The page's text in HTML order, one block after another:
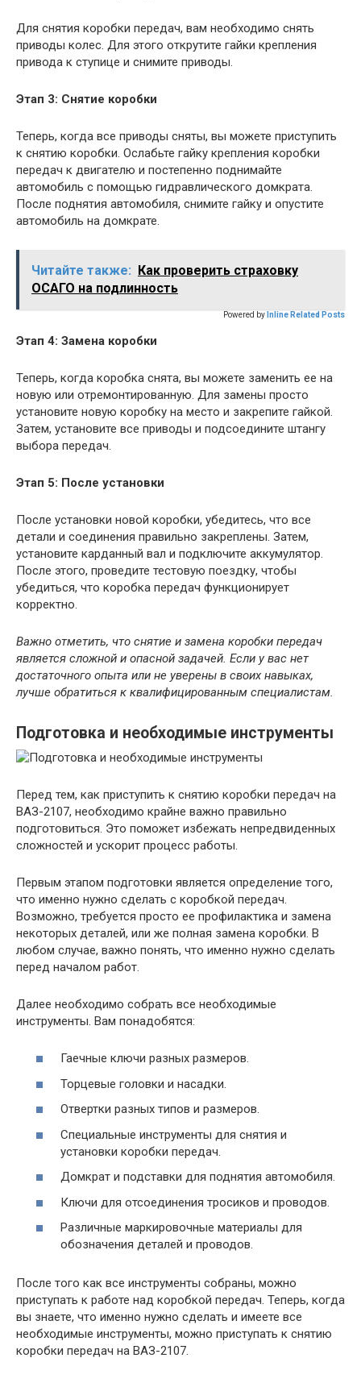
Для снятия коробки передач, вам необходимо снять
приводы колес. Для этого открутите гайки крепления
привода к ступице и снимите приводы.
Этап 3: Снятие коробки
Теперь, когда все приводы сняты, вы можете приступить
к снятию коробки. Ослабьте гайку крепления коробки
передач к двигателю и постепенно поднимайте
автомобиль с помощью гидравлического домкрата.
После поднятия автомобиля, снимите гайку и опустите
автомобиль на домкрате.
Читайте также: Как проверить страховку
ОСАГО на подлинность
Powered by Inline Related Posts
Этап 4: Замена коробки
Теперь, когда коробка снята, вы можете заменить ее на
новую или отремонтированную. Для замены просто
установите новую коробку на место и закрепите гайкой.
Затем, установите все приводы и подсоедините штангу
выбора передач.
Этап 5: После установки
После установки новой коробки, убедитесь, что все
детали и соединения правильно закреплены. Затем,
установите карданный вал и подключите аккумулятор.
После этого, проведите тестовую поездку, чтобы
убедиться, что коробка передач функционирует
корректно.
Важно отметить, что снятие и замена коробки передач
является сложной и опасной задачей. Если у вас нет
достаточного опыта или не уверены в своих навыках,
лучше обратиться к квалифицированным специалистам.
Подготовка и необходимые инструменты
Перед тем, как приступить к снятию коробки передач на
ВАЗ-2107, необходимо крайне важно правильно
подготовиться. Это поможет избежать непредвиденных
сложностей и ускорит процесс работы.
Первым этапом подготовки является определение того,
что именно нужно сделать с коробкой передач.
Возможно, требуется просто ее профилактика и замена
некоторых деталей, или же полная замена коробки. В
любом случае, важно понять, что именно нужно сделать
перед началом работ.
Далее необходимо собрать все необходимые
инструменты. Вам понадобятся:
Гаечные ключи разных размеров.
Торцевые головки и насадки.
Отвертки разных типов и размеров.
Специальные инструменты для снятия и
установки коробки передач.
Домкрат и подставки для поднятия автомобиля.
Ключи для отсоединения тросиков и проводов.
Различные маркировочные материалы для
обозначения деталей и проводов.
После того как все инструменты собраны, можно
приступать к работе над коробкой передач. Теперь, когда
вы знаете, что именно нужно сделать и имеете все
необходимые инструменты, можно приступать к снятию
коробки передач на ВАЗ-2107.